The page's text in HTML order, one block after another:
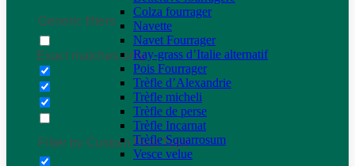
Generic filters
Exact matches only
Filter by Custom Post Type
Colza fourrager
Navette
Navet Fourrager
Ray-grass d’Italie alternatif
Pois Fourrager
Trèfle d’Alexandrie
Trèfle micheli
Trèfle de perse
Trèfle Incarnat
Trèfle Squarrosum
Vesce velue